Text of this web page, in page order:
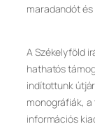
maradandót és
A Székelyföld
hathatós
indítottunk
monográfiák,
információs